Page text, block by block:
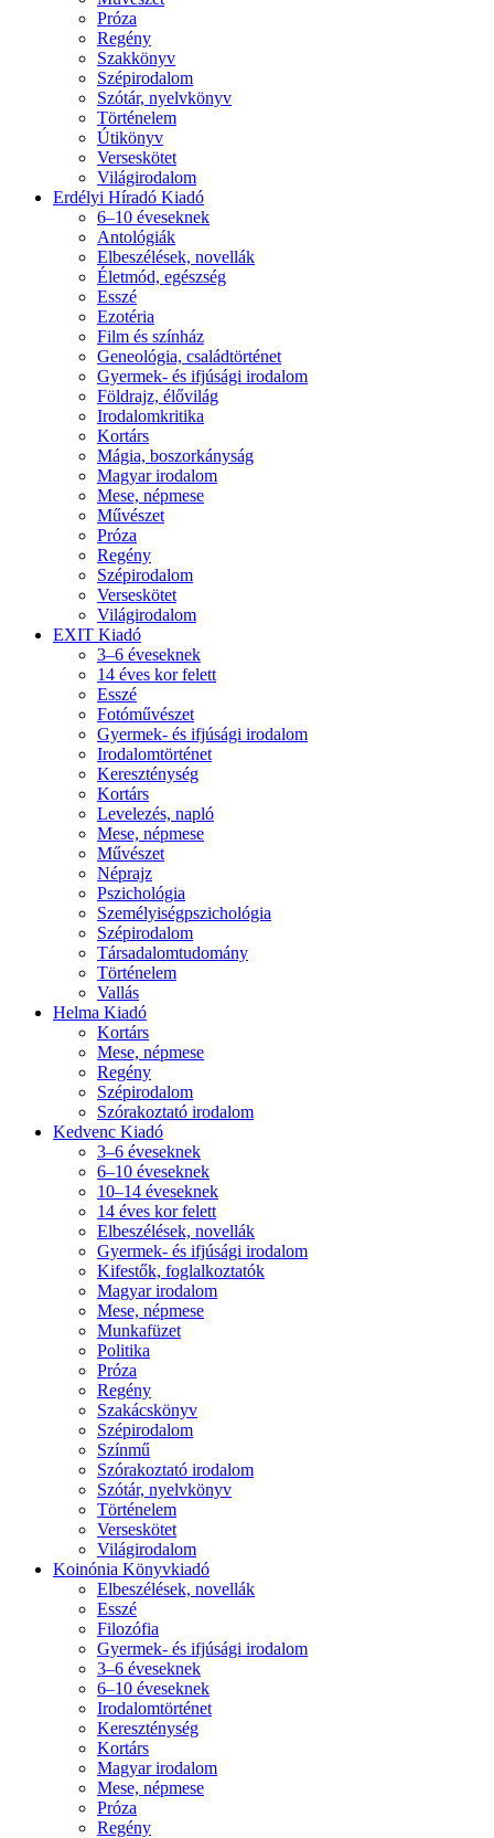
Próza
Regény
Szakkönyv
Szépirodalom
Szótár, nyelvkönyv
Történelem
Útikönyv
Verseskötet
Világirodalom
Erdélyi Híradó Kiadó
6–10 éveseknek
Antológiák
Elbeszélések, novellák
Életmód, egészség
Esszé
Ezotéria
Film és színház
Geneológia, családtörténet
Gyermek- és ifjúsági irodalom
Földrajz, élővilág
Irodalomkritika
Kortárs
Mágia, boszorkányság
Magyar irodalom
Mese, népmese
Művészet
Próza
Regény
Szépirodalom
Verseskötet
Világirodalom
EXIT Kiadó
3–6 éveseknek
14 éves kor felett
Esszé
Fotóművészet
Gyermek- és ifjúsági irodalom
Irodalomtörténet
Kereszténység
Kortárs
Levelezés, napló
Mese, népmese
Művészet
Néprajz
Pszichológia
Személyiségpszichológia
Szépirodalom
Társadalomtudomány
Történelem
Vallás
Helma Kiadó
Kortárs
Mese, népmese
Regény
Szépirodalom
Szórakoztató irodalom
Kedvenc Kiadó
3–6 éveseknek
6–10 éveseknek
10–14 éveseknek
14 éves kor felett
Elbeszélések, novellák
Gyermek- és ifjúsági irodalom
Kifestők, foglalkoztatók
Magyar irodalom
Mese, népmese
Munkafüzet
Politika
Próza
Regény
Szakácskönyv
Szépirodalom
Színmű
Szórakoztató irodalom
Szótár, nyelvkönyv
Történelem
Verseskötet
Világirodalom
Koinónia Könyvkiadó
Elbeszélések, novellák
Esszé
Filozófia
Gyermek- és ifjúsági irodalom
3–6 éveseknek
6–10 éveseknek
Irodalomtörténet
Kereszténység
Kortárs
Magyar irodalom
Mese, népmese
Próza
Regény